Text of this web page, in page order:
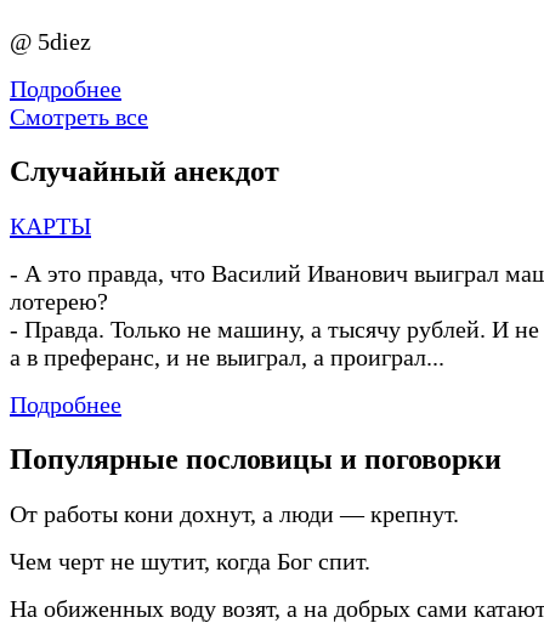
@ 5diez
Подробнее
Смотреть все
Случайный анекдот
КАРТЫ
- А это правда, что Василий Иванович выиграл
лотерею?
- Правда. Только не машину, а тысячу рублей. И
а в преферанс, и не выиграл, а проиграл...
Подробнее
Популярные пословицы и поговорки
От работы кони дохнут, а люди — крепнут.
Чем черт не шутит, когда Бог спит.
На обиженных воду возят, а на добрых сами